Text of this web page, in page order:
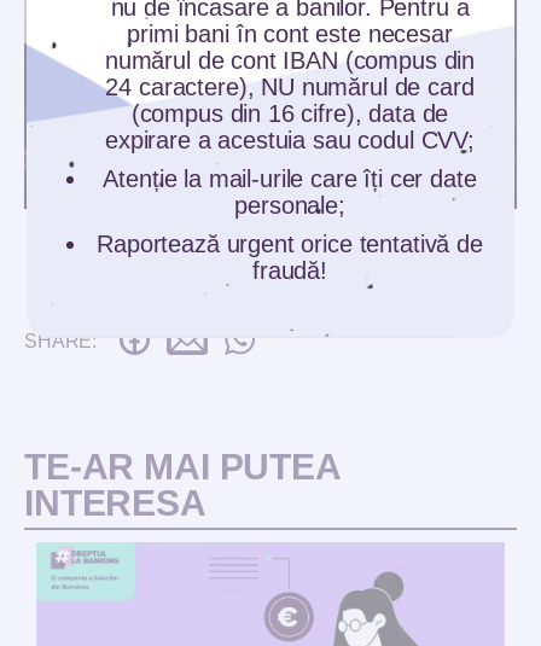
SHARE:
TE-AR MAI PUTEA
INTERESA
nu de încasare a banilor. Pentru a
primi bani în cont este necesar
numărul de cont IBAN (compus din
24 caractere), NU numărul de card
(compus din 16 cifre), data de
expirare a acestuia sau codul CVV;
Atenție la mail-urile care îți cer date
personale;
Raportează urgent orice tentativă de
fraudă!